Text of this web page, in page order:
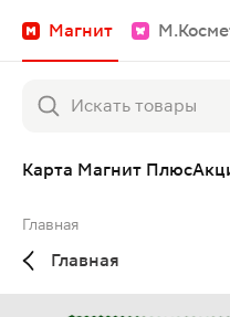
Магнит
Карта Магнит Плюс
Главная
Главная